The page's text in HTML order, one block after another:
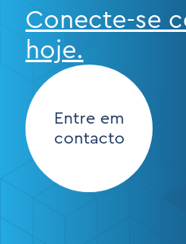
Conecte-se
hoje.
Entre em
contacto